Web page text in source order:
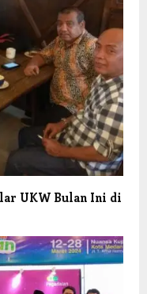
UKW Bulan Ini di